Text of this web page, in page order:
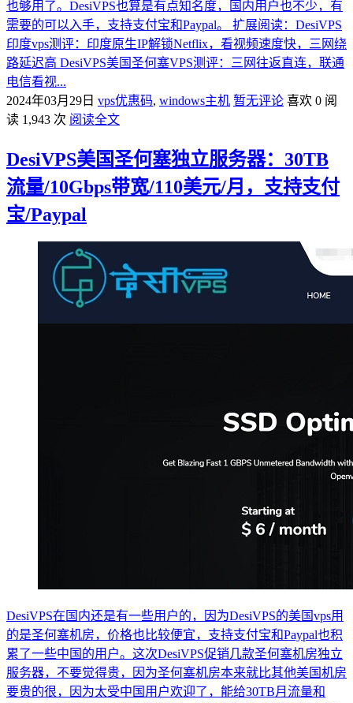
也够用了。DesiVPS也算是有点知名度，国内用户也不少，有
需要的可以入手，支持支付宝和Paypal。 扩展阅读：DesiVPS
印度vps测评：印度原生IP解锁Netflix，看视频速度快，三网绕
路延迟高 DesiVPS美国圣何塞VPS测评：三网往返直连，联通
电信看视...
2024年03月29日 vps优惠码, windows主机 暂无评论 喜欢 0 阅
读 1,943 次 阅读全文
DesiVPS美国圣何塞独立服务器：30TB
流量/10Gbps带宽/110美元/月，支持支付
宝/Paypal
DesiVPS在国内还是有一些用户的，因为DesiVPS的美国vps用
的是圣何塞机房，价格也比较便宜，支持支付宝和Paypal也积
累了一些中国的用户。这次DesiVPS促销几款圣何塞机房独立
服务器，不要觉得贵，因为圣何塞机房本来就比其他美国机房
要贵的很，因为太受中国用户欢迎了，能给30TB月流量和